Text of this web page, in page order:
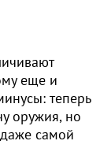
еще и
теперь
оружия, но
даже самой